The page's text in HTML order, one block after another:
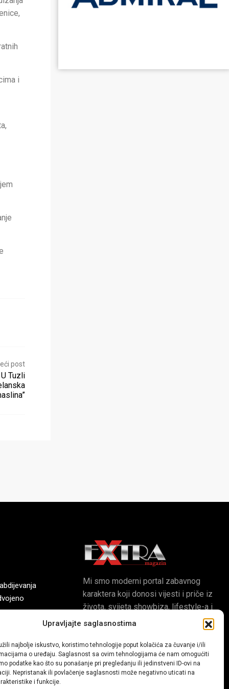
Upravljajte saglasnostima
najbolje iskustvo, koristimo tehnologije poput kolačića za čuvanje i/ili
o uređaju. Saglasnost sa ovim tehnologijama će nam omogućiti
podatke kao što su ponašanje pri pregledanju ili jedinstveni ID-ovi na
Nepristanak ili povlačenje saglasnosti može negativno uticati na
i funkcije.
i
post
Tuzli
Mi smo moderni portal zabavnog
karaktera koji donosi vijesti i priče iz
života, svijeta showbiza, lifestyle-a i
popularne kulture.